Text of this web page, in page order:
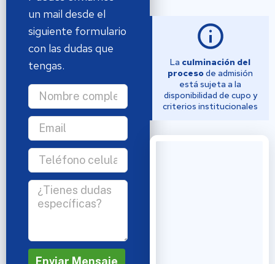
un mail desde el
siguiente formulario
con las dudas que
tengas.
Enviar Mensaje
La culminación del
procesode admisión
está sujeta a la
disponibilidad de cupo y
criterios institucionales